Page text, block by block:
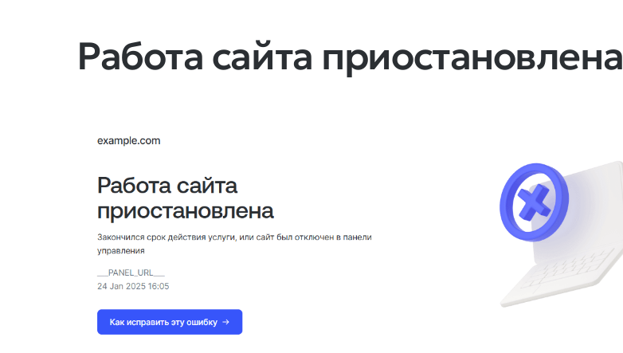
Работа сайта приостановлена